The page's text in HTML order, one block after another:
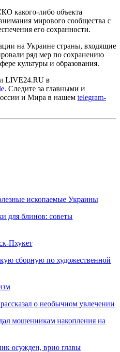
какого-либо объекта
мирового сообщества с
его сохранности.
на Украине страны, входящие
ряд мер по сохранению
культуры и образования.
LIVE24.RU в
. Следите за главными и
и Мира в нашем telegram-
ископаемые Украины
для блинов: советы
Пхукет
сборную по художественной
о необычном увлечении
мошенникам накопления на
осужден, врио главы